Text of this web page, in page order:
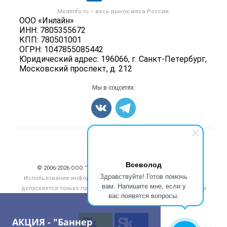
Всеволод
Здравствуйте! Готов помочь
вам. Напишите мне, если у
вас появятся вопросы.
АКЦИЯ - "Баннер
Meatinfo.ru – весь рынок мяса России.
ООО «Инлайн»
ИНН: 7805355672
КПП: 780501001
ОГРН: 1047855085442
Юридический адрес: 196066, г. Санкт-Петербург,
Московский проспект, д. 212
Контактная информация
Политика обработки персональных данных
Мониторинг
Вакансии
Колбасы, сосиски, деликатесы
Мясные полуфабрикаты
Мясные снеки
Яйца
Карта объявлений
Мы в соцсетях:
© 2006‑2026 ООО “Инлайн”. 12+ Все права защищены.
Использование информации, размещенной на данном сайте,
допускается только при размещении активной гиперссылки на
meatinfo.ru